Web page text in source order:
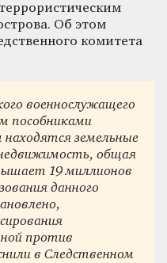
Об этом
комитета
военнослужащего
пособниками
земельные
общая
19 миллионов
данного
против
в Следственном